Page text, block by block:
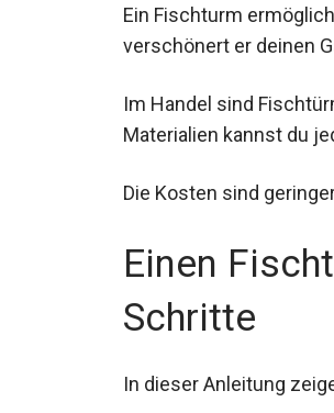
Ein Fischturm
verschönert er deinen
Im Handel sind
Materialien kannst du
Die Kosten sind
Einen
Schritte
In dieser Anleitung